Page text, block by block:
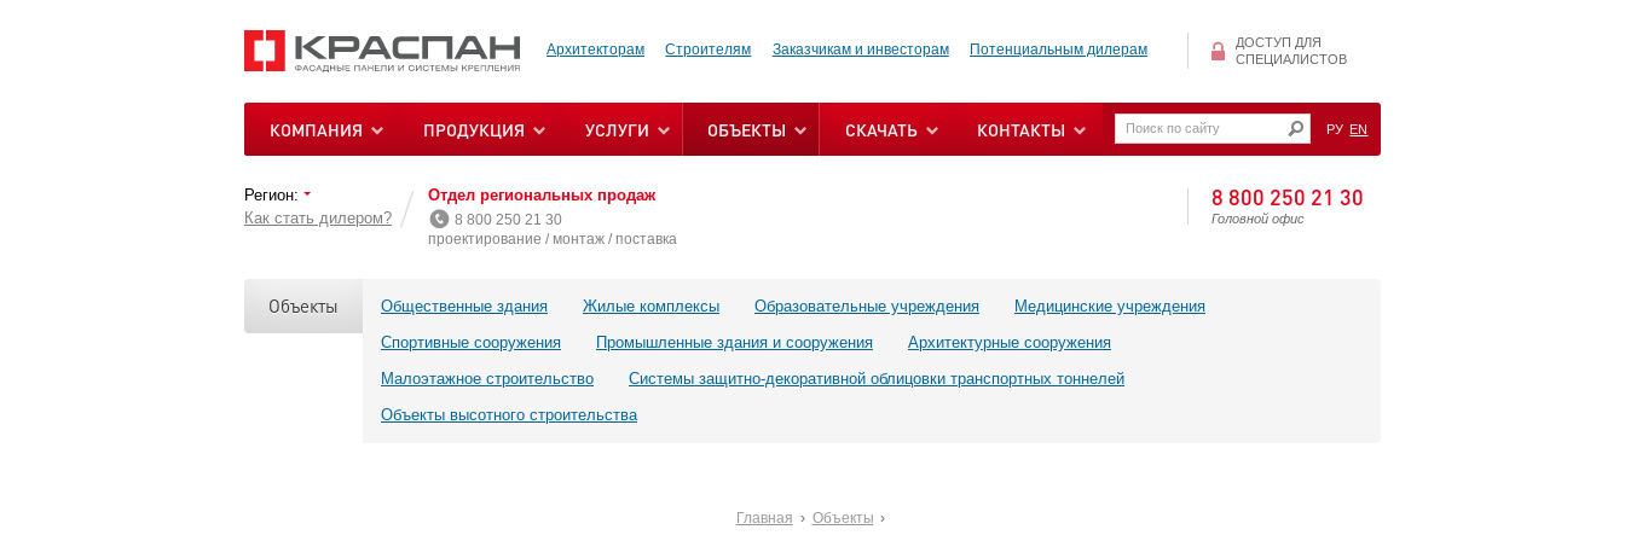
Архитекторам Строителям Заказчикам и инвесторам Потенциальным дилерам
ДОСТУП ДЛЯ
СПЕЦИАЛИСТОВ
КОМПАНИЯ ПРОДУКЦИЯ УСЛУГИ ОБЪЕКТЫ СКАЧАТЬ КОНТАКТЫ РУ EN
Регион:
Как стать дилером?
Отдел региональных продаж
8 800 250 21 30
проектирование / монтаж / поставка
8 800 250 21 30
Головной офис
Объекты Общественные здания Жилые комплексы Образовательные учреждения
Медицинские учреждения
Спортивные сооружения
Промышленные здания и сооружения
Архитектурные сооружения
Малоэтажное строительство
Системы защитно-декоративной облицовки транспортных тоннелей
Объекты высотного строительства
Главная Объекты